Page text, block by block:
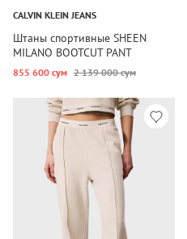
CALVIN KLEIN JEANS
Штаны спортивные SHEEN
MILANO BOOTCUT PANT
855 600 сум 2 139 000 сум